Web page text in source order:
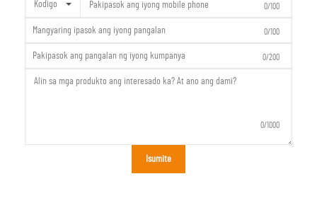
Kodigo 0/100
0/100
0/200
0/1000
Isumite